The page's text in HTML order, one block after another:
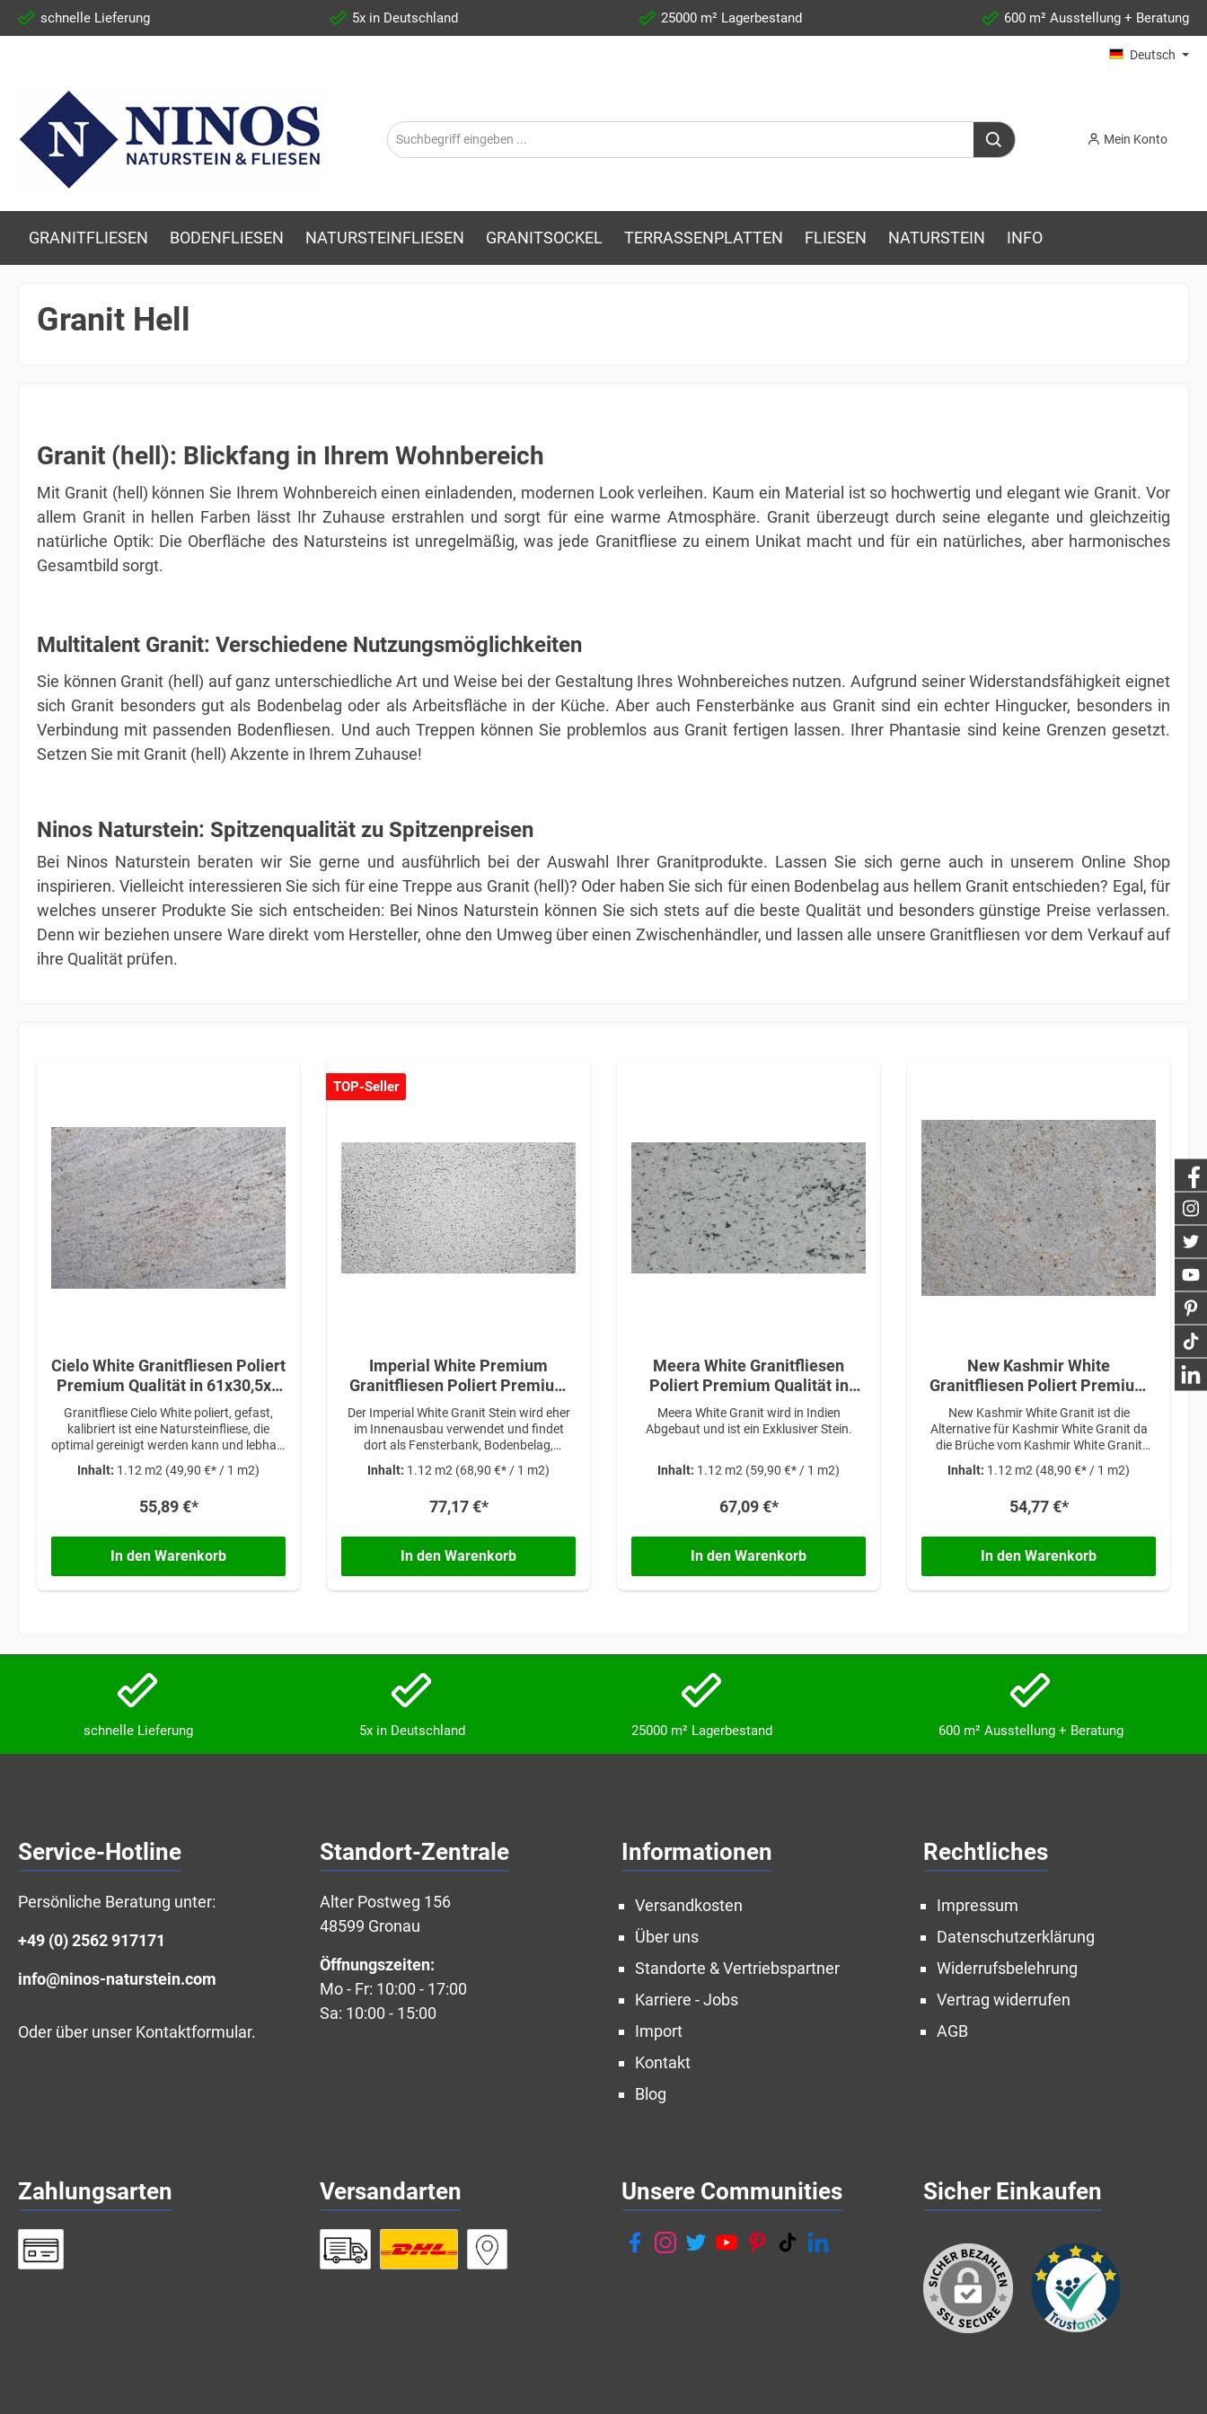
schnelle Lieferung 5x in Deutschland 25000 m² Lagerbestand 600 m² Ausstellung + Beratung
Deutsch
Mein Konto
GRANITFLIESEN BODENFLIESEN NATURSTEINFLIESEN GRANITSOCKEL TERRASSENPLATTEN FLIESEN NATURSTEIN INFO
Granit Hell
Granit (hell): Blickfang in Ihrem Wohnbereich
Mit Granit (hell) können Sie Ihrem Wohnbereich einen einladenden, modernen Look verleihen. Kaum ein Material ist so hochwertig und elegant wie Granit. Vor
allem Granit in hellen Farben lässt Ihr Zuhause erstrahlen und sorgt für eine warme Atmosphäre. Granit überzeugt durch seine elegante und gleichzeitig
natürliche Optik: Die Oberfläche des Natursteins ist unregelmäßig, was jede Granitfliese zu einem Unikat macht und für ein natürliches, aber harmonisches
Gesamtbild sorgt.
Multitalent Granit: Verschiedene Nutzungsmöglichkeiten
Sie können Granit (hell) auf ganz unterschiedliche Art und Weise bei der Gestaltung Ihres Wohnbereiches nutzen. Aufgrund seiner Widerstandsfähigkeit eignet
sich Granit besonders gut als Bodenbelag oder als Arbeitsfläche in der Küche. Aber auch Fensterbänke aus Granit sind ein echter Hingucker, besonders in
Verbindung mit passenden Bodenfliesen. Und auch Treppen können Sie problemlos aus Granit fertigen lassen. Ihrer Phantasie sind keine Grenzen gesetzt.
Setzen Sie mit Granit (hell) Akzente in Ihrem Zuhause!
Ninos Naturstein: Spitzenqualität zu Spitzenpreisen
Bei Ninos Naturstein beraten wir Sie gerne und ausführlich bei der Auswahl Ihrer Granitprodukte. Lassen Sie sich gerne auch in unserem Online Shop
inspirieren. Vielleicht interessieren Sie sich für eine Treppe aus Granit (hell)? Oder haben Sie sich für einen Bodenbelag aus hellem Granit entschieden? Egal, für
welches unserer Produkte Sie sich entscheiden: Bei Ninos Naturstein können Sie sich stets auf die beste Qualität und besonders günstige Preise verlassen.
Denn wir beziehen unsere Ware direkt vom Hersteller, ohne den Umweg über einen Zwischenhändler, und lassen alle unsere Granitfliesen vor dem Verkauf auf
ihre Qualität prüfen.
Cielo White Granitfliesen Poliert
Premium Qualität in 61x30,5x1
cm
Granitfliese Cielo White poliert, gefast,
kalibriert ist eine Natursteinfliese, die
optimal gereinigt werden kann und lebhaft
Inhalt: 1.12 m2 (49,90 €* / 1 m2)
55,89 €*
In den Warenkorb
TOP-Seller
Imperial White Premium
Granitfliesen Poliert Premium
Qualität in 61x30,5x1 cm
Der Imperial White Granit Stein wird eher
im Innenausbau verwendet und findet
dort als Fensterbank, Bodenbelag,
Haus. Besonders markant wirkt er als
Gut kombinieren lässt er sich auch mit
Inhalt: 1.12 m2 (68,90 €* / 1 m2)
77,17 €*
In den Warenkorb
Meera White Granitfliesen
Poliert Premium Qualität in
61x30,5x1 cm
Meera White Granit wird in Indien
Abgebaut und ist ein Exklusiver Stein.
Inhalt: 1.12 m2 (59,90 €* / 1 m2)
67,09 €*
In den Warenkorb
New Kashmir White
Granitfliesen Poliert Premium
Qualität in 61x30,5x1 cm
New Kashmir White Granit ist die
Alternative für Kashmir White Granit da
die Brüche vom Kashmir White Granit
Inhalt: 1.12 m2 (48,90 €* / 1 m2)
54,77 €*
In den Warenkorb
schnelle Lieferung 5x in Deutschland 25000 m² Lagerbestand 600 m² Ausstellung + Beratung
Service-Hotline
Persönliche Beratung unter:
+49 (0) 2562 917171
info@ninos-naturstein.com
Oder über unser Kontaktformular.
Standort-Zentrale
Alter Postweg 156
48599 Gronau
Öffnungszeiten:
Mo - Fr: 10:00 - 17:00
Sa: 10:00 - 15:00
Informationen
Versandkosten
Über uns
Standorte & Vertriebspartner
Karriere - Jobs
Import
Kontakt
Blog
Rechtliches
Impressum
Datenschutzerklärung
Widerrufsbelehrung
Vertrag widerrufen
AGB
Zahlungsarten Versandarten Unsere Communities Sicher Einkaufen